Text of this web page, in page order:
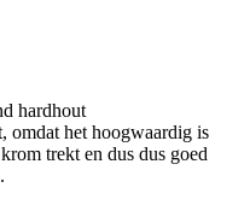
hardhout
omdat het hoogwaardig is
trekt en dus dus goed